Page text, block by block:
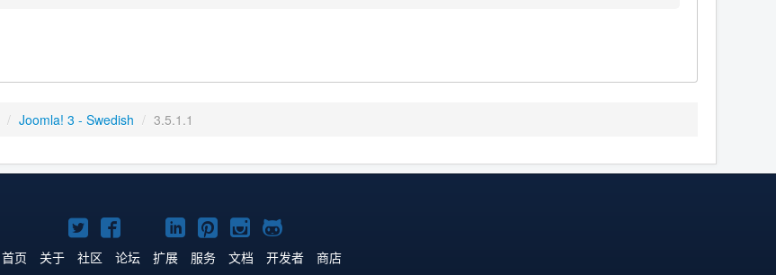
/ Joomla! 3 - Swedish / 3.5.1.1
Twitter
主
Facebook
主
YouTube
主
LinkedIn
主
Pinterest
主
Instagram
主
GitHub
主
首页 关于 社区 论坛 扩展 服务 文档 开发者 商店